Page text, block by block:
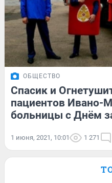
ОБЩЕСТВО
Спасик и
пациентов Ивано-
больницы с Днём
1 июня, 2021, 10:01 1 271